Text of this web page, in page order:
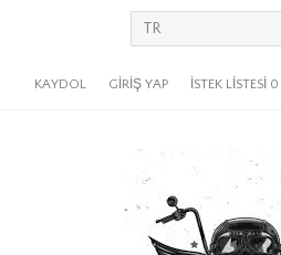
KAYDOL GIRIŞ YAP İSTEK LISTESI 0